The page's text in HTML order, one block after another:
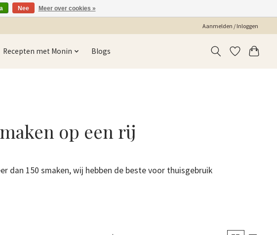
Aanmelden / Inloggen
Recepten met Monin Blogs
op een rij
dan 150 smaken, wij hebben de beste voor thuisgebruik
Nee Meer over cookies »